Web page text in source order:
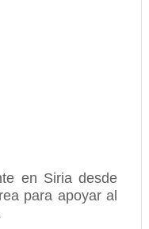
en Siria desde
para apoyar al